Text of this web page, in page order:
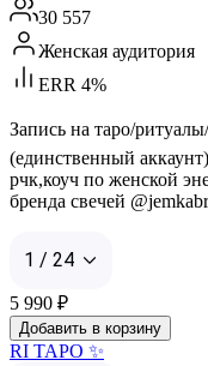
30 557
Женская аудитория
ERR 4%
Запись на таро/
(единственный
рчк,коуч по женской
бренда свечей
1 / 24
5 990 ₽
Добавить в корзину
RI ТАРО ✨